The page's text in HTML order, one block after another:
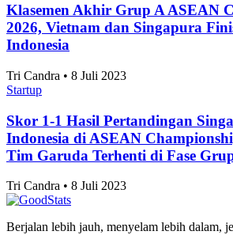
Klasemen Akhir Grup A ASEAN
2026, Vietnam dan Singapura
Indonesia
Tri Candra • 8 Juli 2023
Startup
Skor 1-1 Hasil Pertandingan
Indonesia di ASEAN
Tim Garuda Terhenti di Fase
Tri Candra • 8 Juli 2023
Berjalan lebih jauh, menyelam lebih dalam,